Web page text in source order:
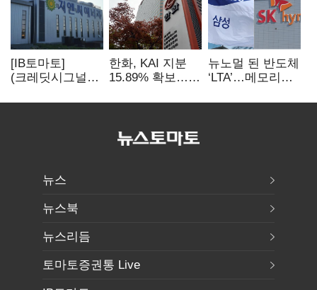
[IB토마토]
(크레딧시그널)
데이터센터 타고
한화, KAI 지분
15.89% 확보…
신청 예정
뉴노멀 된 반도체
‘LTA’…메모리
54조 선불 계약
뉴스
뉴스북
뉴스리듬
토마토증권통 Live